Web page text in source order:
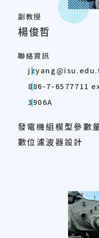
副教授
楊俊哲
聯絡資訊
886-7-6577711
3906A
發電機組模型參數
數位濾波器設計